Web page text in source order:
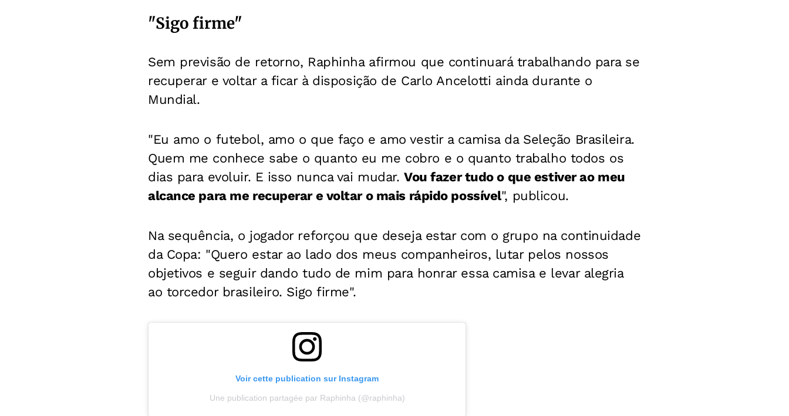
"Sigo firme"
Sem previsão de retorno, Raphinha afirmou que continuará trabalhando para se
recuperar e voltar a ficar à disposição de Carlo Ancelotti ainda durante o
Mundial.
"Eu amo o futebol, amo o que faço e amo vestir a camisa da Seleção Brasileira.
Quem me conhece sabe o quanto eu me cobro e o quanto trabalho todos os
dias para evoluir. E isso nunca vai mudar.Vou fazer tudo o que estiver ao meu
alcance para me recuperar e voltar o mais rápido possível", publicou.
Na sequência, o jogador reforçou que deseja estar com o grupo na continuidade
da Copa: "Quero estar ao lado dos meus companheiros, lutar pelos nossos
objetivos e seguir dando tudo de mim para honrar essa camisa e levar alegria
ao torcedor brasileiro. Sigo firme".
Voir cette publication sur Instagram
Une publication partagée par Raphinha (@raphinha)